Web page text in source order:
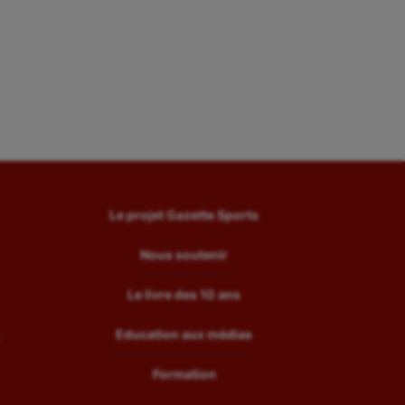
Le projet Gazette Sports
Nous soutenir
Le livre des 10 ans
Education aux médias
Formation